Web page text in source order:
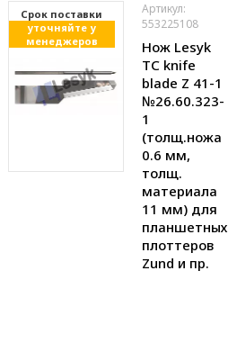
Cрок поставки
уточняйте у
менеджеров
Артикул:
553225108
Нож Lesyk
TC knife
blade Z 41-1
№26.60.323-
1
(толщ.ножа
0.6 мм,
толщ.
материала
11 мм) для
планшетных
плоттеров
Zund и пр.